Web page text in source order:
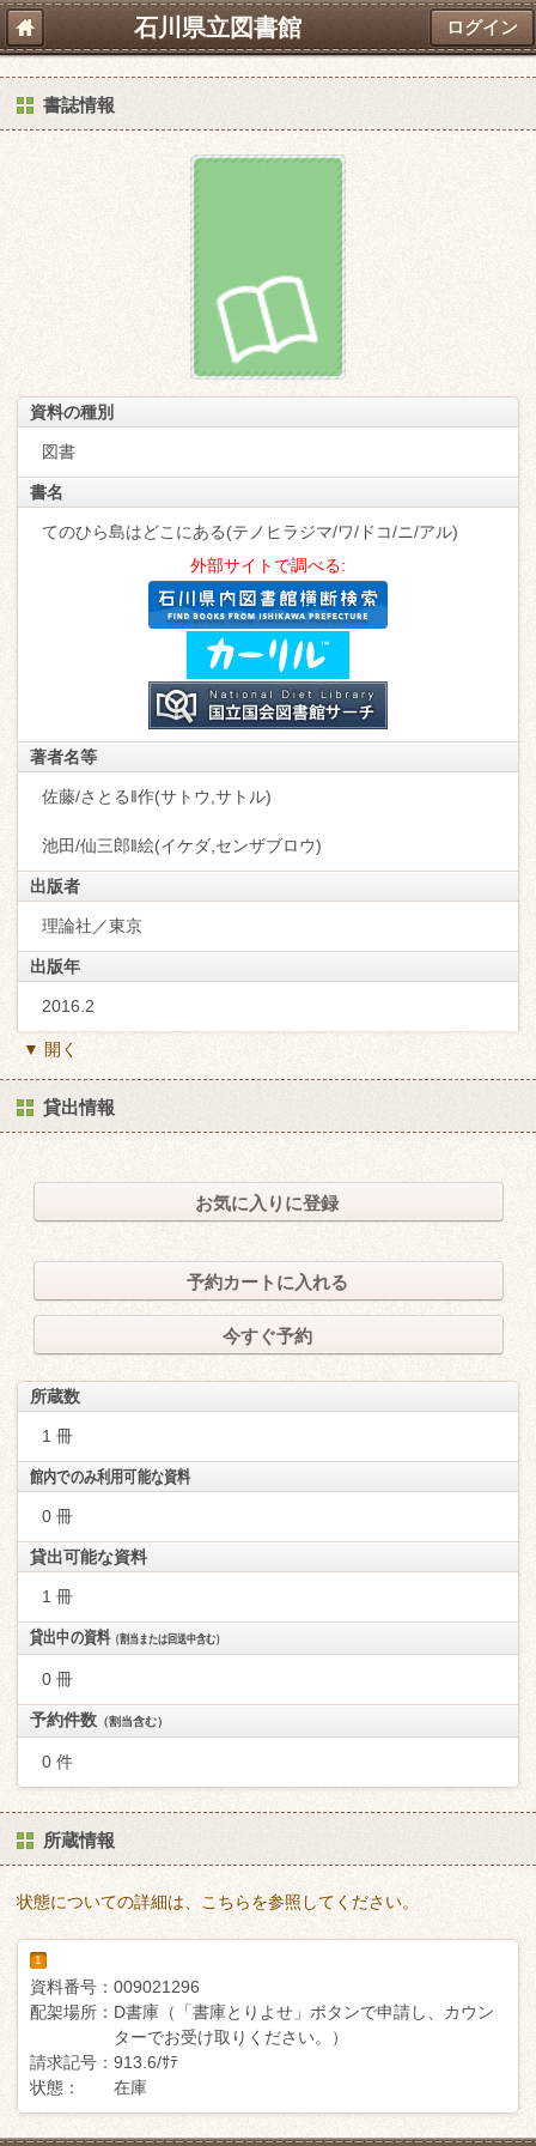
石川県立図書館 ログイン
書誌情報
資料の種別
図書
書名
てのひら島はどこにある(テノヒラジマ/ワ/ドコ/ニ/アル)
外部サイトで調べる:
著者名等
佐藤/さとる‖作(サトウ,サトル)
池田/仙三郎‖絵(イケダ,センザブロウ)
出版者
理論社／東京
出版年
2016.2
▼ 開く
貸出情報
お気に入りに登録
予約カートに入れる
今すぐ予約
所蔵数
1 冊
館内でのみ利用可能な資料
0 冊
貸出可能な資料
1 冊
貸出中の資料（割当または回送中含む）
0 冊
予約件数 （割当含む）
0 件
所蔵情報
状態についての詳細は、こちらを参照してください。
1
資料番号： 009021296
配架場所： D書庫（「書庫とりよせ」ボタンで申請し、カウン
ターでお受け取りください。）
請求記号： 913.6/ｻﾃ
状態：
在庫